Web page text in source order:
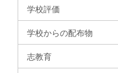
学校評価
学校からの配布物
志教育